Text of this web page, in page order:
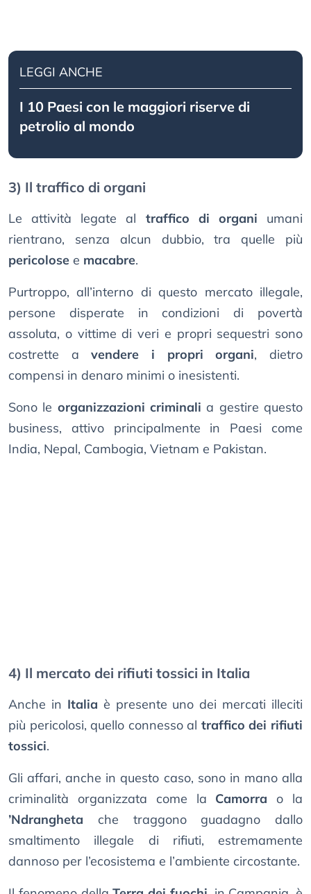
LEGGI ANCHE
I 10 Paesi con le maggiori riserve di
petrolio al mondo
3) Il traffico di organi
Le attività legate al traffico di organi umani
rientrano, senza alcun dubbio, tra quelle più
pericolose e macabre.
Purtroppo, all’interno di questo mercato illegale,
persone disperate in condizioni di povertà
assoluta, o vittime di veri e propri sequestri sono
costrette avendere i propri organi, dietro
compensi in denaro minimi o inesistenti.
Sono le organizzazioni criminali a gestire questo
business, attivo principalmente in Paesi come
India, Nepal, Cambogia, Vietnam e Pakistan.
4) Il mercato dei rifiuti tossici in Italia
Anche in Italia è presente uno dei mercati illeciti
più pericolosi, quello connesso al traffico dei rifiuti
tossici.
Gli affari, anche in questo caso, sono in mano alla
criminalità organizzata come la Camorra o la
’Ndrangheta che traggono guadagno dallo
smaltimento illegale di rifiuti, estremamente
dannoso per l’ecosistema e l’ambiente circostante.